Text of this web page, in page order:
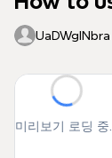
UaDWgINbra
미리보기 로딩 중...